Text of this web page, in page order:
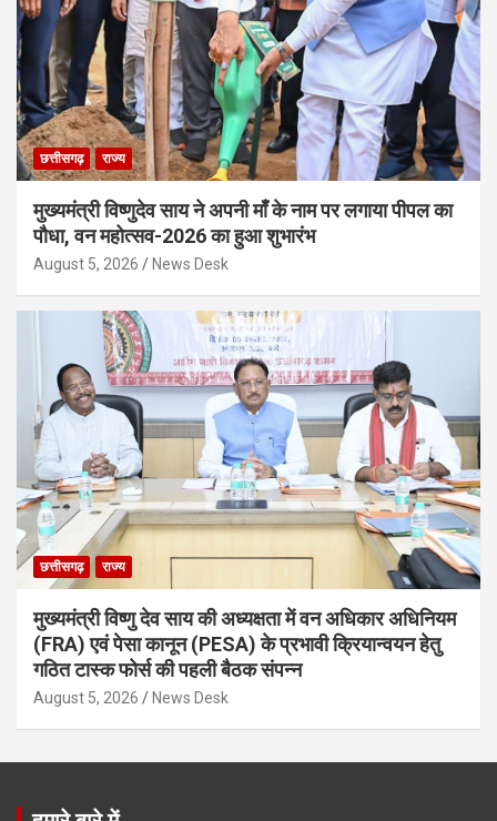
छत्तीसगढ़ राज्य
मुख्यमंत्री विष्णुदेव साय ने अपनी माँ के नाम पर लगाया पीपल का
पौधा, वन महोत्सव-2026 का हुआ शुभारंभ
August 5, 2026 News Desk
छत्तीसगढ़ राज्य
मुख्यमंत्री विष्णु देव साय की अध्यक्षता में वन अधिकार अधिनियम
(FRA) एवं पेसा कानून (PESA) के प्रभावी क्रियान्वयन हेतु
गठित टास्क फोर्स की पहली बैठक संपन्न
August 5, 2026 News Desk